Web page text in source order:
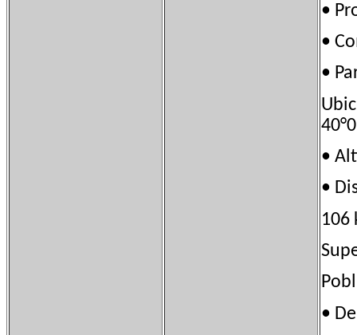
•
•
•
•
•
106
•